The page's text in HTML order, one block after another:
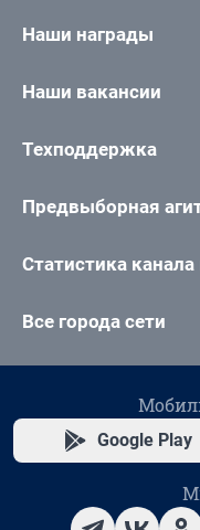
Наши награды
Наши вакансии
Техподдержка
Предвыборная
Статистика канала
Все города сети
Google Play